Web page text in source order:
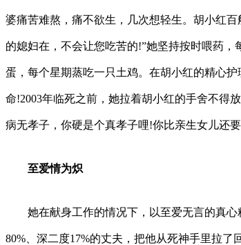
婆痛苦难熬，痛不欲生，几次想轻生。胡小红
的媳妇在，不会让您吃苦的!”她坚持按时喂药
蛋，每个星期蒸吃一只土鸡。在胡小红的精心
命!2003年临死之前，她拉着胡小红的手舍不得
病无孝子，你硬是个真孝子哩!你比亲生女儿还
至爱情为炽
她在献身工作的情况下，以至爱无言的真心
80%、深二度17%的丈夫，把他从死神手里拉